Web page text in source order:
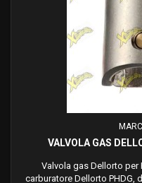
VALVOLA GAS
Valvola gas Dellorto per
carburatore Dellorto PHDG,